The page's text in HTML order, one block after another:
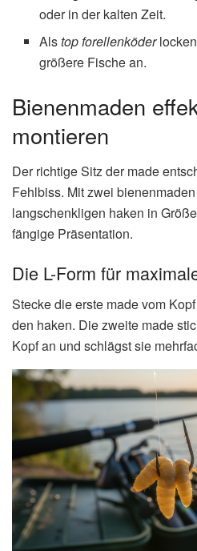
oder in der kalten Zeit.
Alstop forellenköder
größere Fische an.
Bienenmaden
montieren
Der richtige Sitz der made
Fehlbiss. Mit zwei
langschenkligen haken in
fängige Präsentation.
Die L-Form für
Stecke die erste made vom
den haken. Die zweite made
Kopf an und schlägst sie